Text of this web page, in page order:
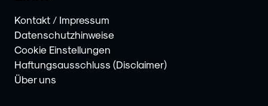
Kontakt / Impressum
Datenschutzhinweise
Cookie Einstellungen
Haftungsausschluss (Disclaimer)
Über uns